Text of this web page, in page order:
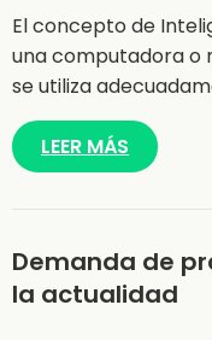
El concepto de
una computadora o
se utiliza
LEER MÁS
Demanda de
la actualidad